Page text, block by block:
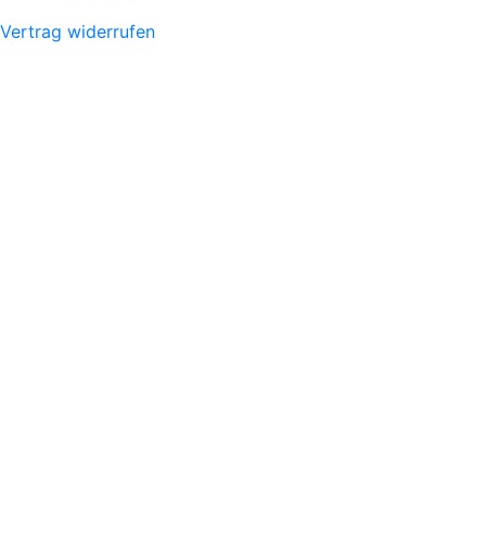
Vertrag widerrufen